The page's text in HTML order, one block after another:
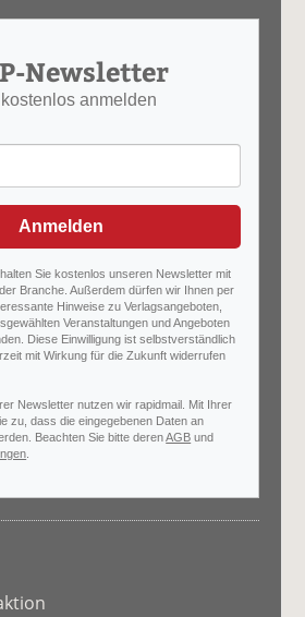
Newsletter
anmelden
Anmelden
Sie kostenlos unseren Newsletter mit
Branche. Außerdem dürfen wir Ihnen per
Hinweise zu Verlagsangeboten,
Veranstaltungen und Angeboten
Diese Einwilligung ist selbstverständlich
mit Wirkung für die Zukunft widerrufen
Newsletter nutzen wir rapidmail. Mit Ihrer
zu, dass die eingegebenen Daten an
Beachten Sie bitte derenAGB und